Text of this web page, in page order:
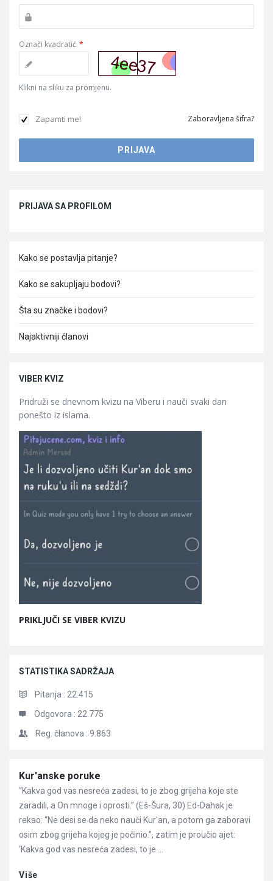
Označi kvadratić *
Klikni na sliku za promjenu.
Zapamti me! Zaboravljena šifra?
PRIJAVA SA PROFILOM
Kako se postavlja pitanje?
Kako se sakupljaju bodovi?
Šta su značke i bodovi?
Najaktivniji članovi
VIBER KVIZ
Pridruži se dnevnom kvizu na Viberu i nauči svaki dan
ponešto iz islama.
PRIKLJUČI SE VIBER KVIZU
STATISTIKA SADRŽAJA
Pitanja : 22.415
Odgovora : 22.775
Reg. članova : 9.863
Članci
Kur'anske poruke
“Kakva god vas nesreća zadesi, to je zbog grijeha koje ste
zaradili, a On mnoge i oprosti.” (Eš-Šura, 30) Ed-Dahak je
rekao: “Ne desi se da neko nauči Kur'an, a potom ga zaboravi
osim zbog grijeha kojeg je počinio.”, zatim je proučio ajet:
‘Kakva god vas nesreća zadesi, to je ...
Više